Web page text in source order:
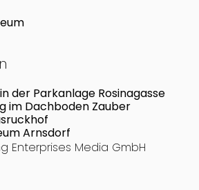
der Parkanlage Rosinagasse
im Dachboden Zauber
Arnsdorf
Enterprises Media GmbH